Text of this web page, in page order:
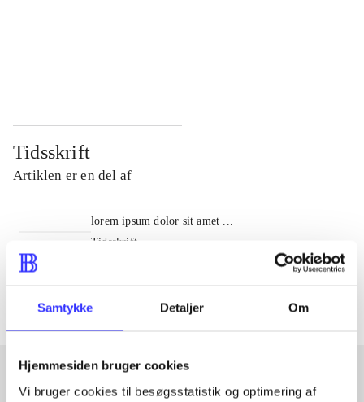
Samtykke Detaljer Om
Hjemmesiden bruger cookies
Vi bruger cookies til besøgsstatistik og optimering af
Tidsskrift
Artiklen er en del af
lorem ipsum dolor sit amet ...
Tidsskrift
Artiklerne i